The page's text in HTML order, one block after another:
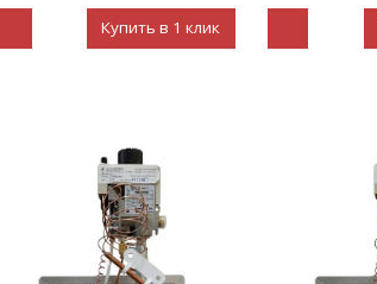
Купить в 1 клик